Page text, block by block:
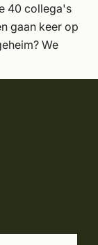
40 collega's
gaan keer op
We